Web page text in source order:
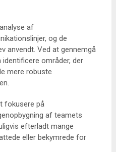
af
og de
anvendt. Ved at gennemgå
områder, der
mere robuste
fokusere på
af teamets
efterladt mange
eller bekymrede for